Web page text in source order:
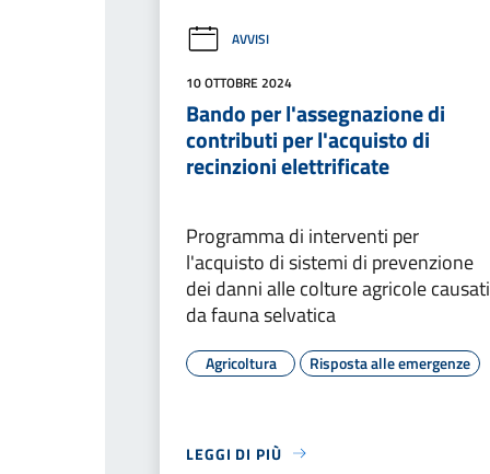
AVVISI
10 OTTOBRE 2024
Bando per l'assegnazione di
contributi per l'acquisto di
recinzioni elettrificate
Programma di interventi per
l'acquisto di sistemi di prevenzione
dei danni alle colture agricole causati
da fauna selvatica
Agricoltura Risposta alle emergenze
LEGGI DI PIÙ